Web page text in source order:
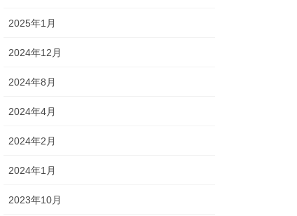
2025年1月
2024年12月
2024年8月
2024年4月
2024年2月
2024年1月
2023年10月